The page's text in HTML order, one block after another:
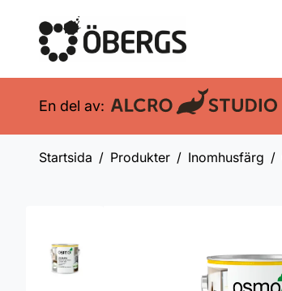
En del av:
Startsida Produkter Inomhusfärg